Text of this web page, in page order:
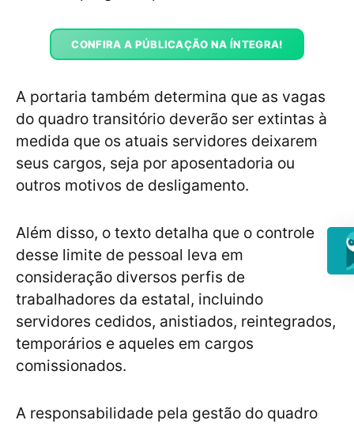
CONFIRA A PÚBLICAÇÃO NA ÍNTEGRA!
A portaria também determina que as vagas
do quadro transitório deverão ser extintas à
medida que os atuais servidores deixarem
seus cargos, seja por aposentadoria ou
outros motivos de desligamento.
Além disso, o texto detalha que o controle
desse limite de pessoal leva em
consideração diversos perfis de
trabalhadores da estatal, incluindo
servidores cedidos, anistiados, reintegrados,
temporários e aqueles em cargos
comissionados.
A responsabilidade pela gestão do quadro